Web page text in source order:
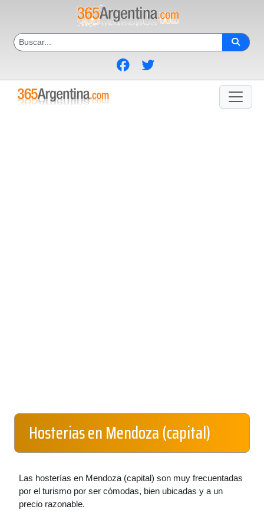
Hosterias en Mendoza (capital)
Las hosterías en Mendoza (capital) son muy frecuentadas
por el turismo por ser cómodas, bien ubicadas y a un
precio razonable.